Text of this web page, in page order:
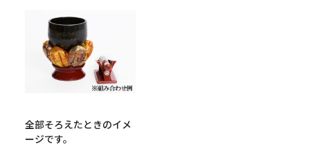
全部そろえたときのイメ
ージです。